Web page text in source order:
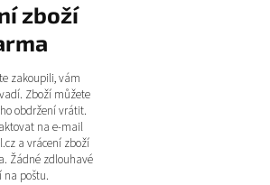
zboží
zakoupili, vám
Zboží můžete
obdržení vrátit.
na e-mail
a vrácení zboží
Žádné zdlouhavé
na poštu.